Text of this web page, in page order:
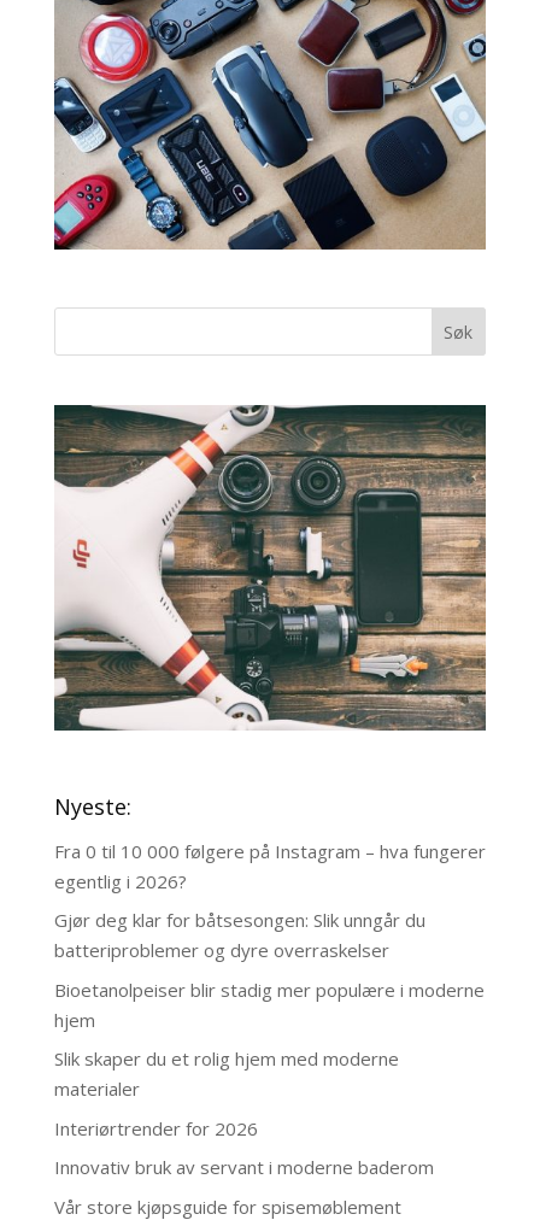
Nyeste:
Fra 0 til 10 000 følgere på Instagram – hva fungerer
egentlig i 2026?
Gjør deg klar for båtsesongen: Slik unngår du
batteriproblemer og dyre overraskelser
Bioetanolpeiser blir stadig mer populære i moderne
hjem
Slik skaper du et rolig hjem med moderne
materialer
Interiørtrender for 2026
Innovativ bruk av servant i moderne baderom
Vår store kjøpsguide for spisemøblement